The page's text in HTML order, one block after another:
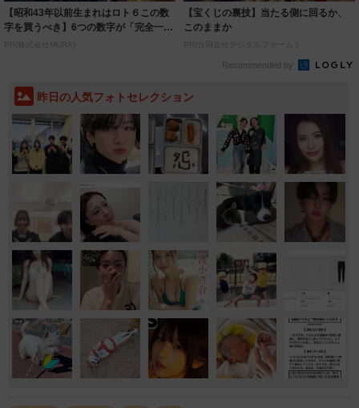
【昭和43年以前生まれはロト６この数
字を買うべき】6つの数字が「完全一
致」する方...
PR(株式会社MURA)
【宝くじの裏技】当たる側に回るか、
このままか
PR(合同会社デジタルファーム )
Recommended by
昨日の人気フォトセレクション